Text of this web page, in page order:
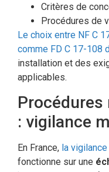
Critères de
Procédures de
Le choix entre NF C
comme FD C 17-108
installation et des
applicables.
Procédures
: vigilance
En France, la
fonctionne sur une